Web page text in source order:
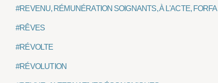
#REVENU, RÉMUNÉRATION SOIGNANTS, À L'ACTE,
#RÊVES
#RÉVOLTE
#RÉVOLUTION